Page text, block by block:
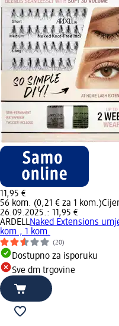
11,95 €
56 kom. (0,21 € za 1 kom.)
26.09.2025.: 11,95 €
ARDELLNaked Extensions
kom., 1 kom.
(20)
Dostupno za isporuku
Sve dm trgovine